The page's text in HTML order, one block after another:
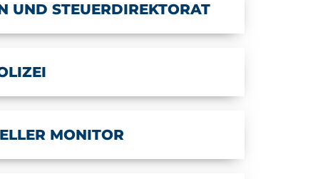
UND STEUERDIREKTORAT
MONITOR